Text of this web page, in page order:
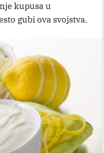
kupusa u
gubi ova svojstva.